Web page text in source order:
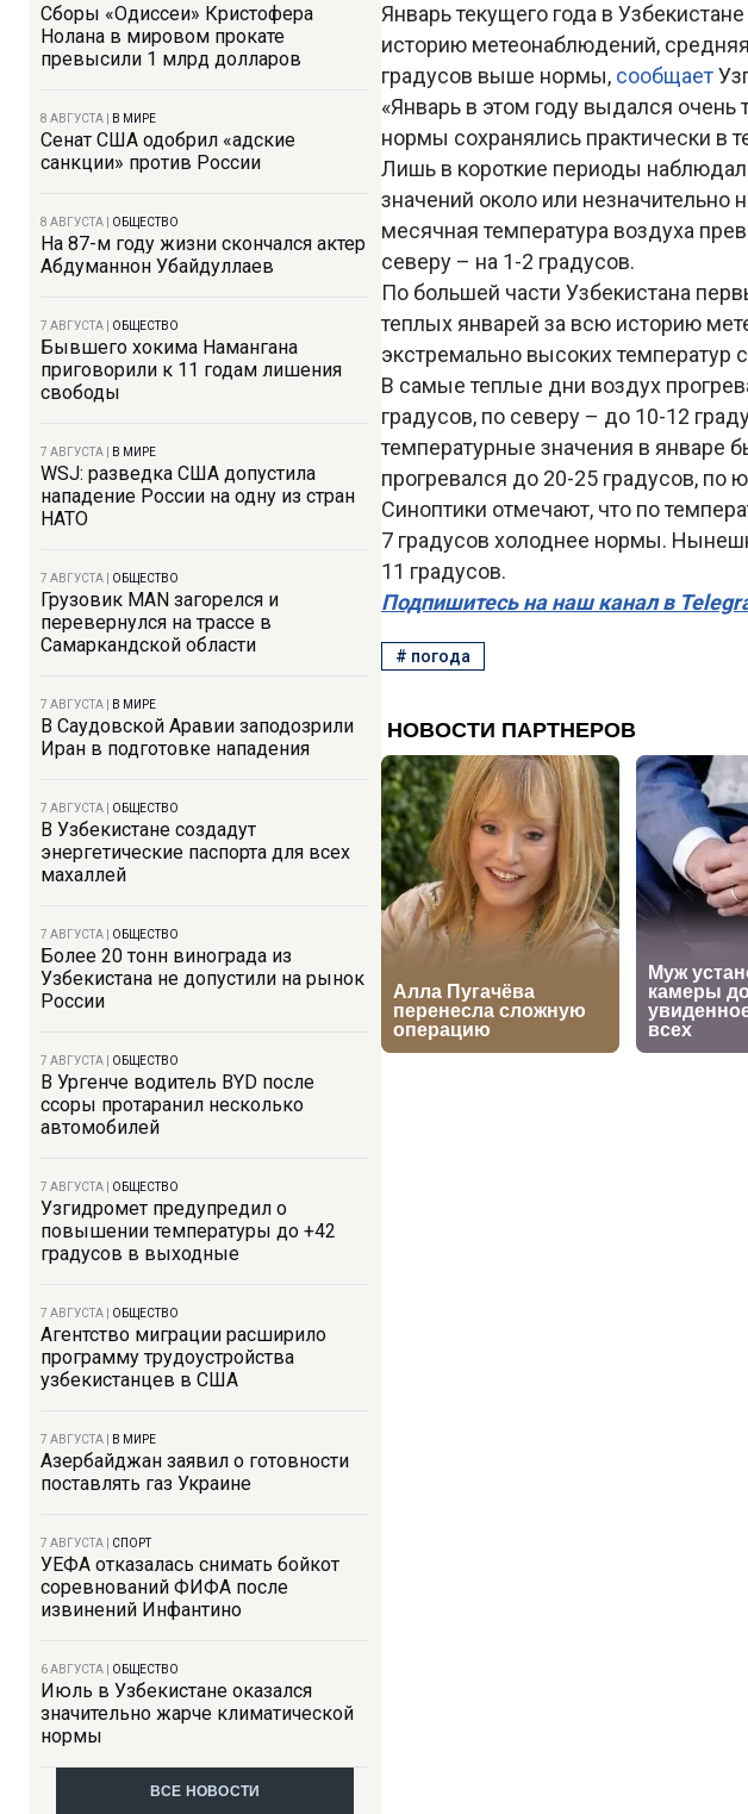
Сборы «Одиссеи» Кристофера
Нолана в мировом прокате
превысили 1 млрд долларов
8 АВГУСТА В МИРЕ
Сенат США одобрил «адские
санкции» против России
8 АВГУСТА ОБЩЕСТВО
На 87-м году жизни скончался актер
Абдуманнон Убайдуллаев
7 АВГУСТА ОБЩЕСТВО
Бывшего хокима Намангана
приговорили к 11 годам лишения
свободы
7 АВГУСТА В МИРЕ
WSJ: разведка США допустила
нападение России на одну из стран
НАТО
7 АВГУСТА ОБЩЕСТВО
Грузовик MAN загорелся и
перевернулся на трассе в
Самаркандской области
7 АВГУСТА В МИРЕ
В Саудовской Аравии заподозрили
Иран в подготовке нападения
7 АВГУСТА ОБЩЕСТВО
В Узбекистане создадут
энергетические паспорта для всех
махаллей
7 АВГУСТА ОБЩЕСТВО
Более 20 тонн винограда из
Узбекистана не допустили на рынок
России
7 АВГУСТА ОБЩЕСТВО
В Ургенче водитель BYD после
ссоры протаранил несколько
автомобилей
7 АВГУСТА ОБЩЕСТВО
Узгидромет предупредил о
повышении температуры до +42
градусов в выходные
7 АВГУСТА ОБЩЕСТВО
Агентство миграции расширило
программу трудоустройства
узбекистанцев в США
7 АВГУСТА В МИРЕ
Азербайджан заявил о готовности
поставлять газ Украине
7 АВГУСТА СПОРТ
УЕФА отказалась снимать бойкот
соревнований ФИФА после
извинений Инфантино
6 АВГУСТА ОБЩЕСТВО
Июль в Узбекистане оказался
значительно жарче климатической
нормы
ВСЕ НОВОСТИ
Январь текущего года в
историю метеонаблюдений,
градусов выше нормы, сообщает
«Январь в этом году выдался
нормы сохранялись практически в
Лишь в короткие периоды
значений около или
месячная температура воздуха
северу – на 1-2 градусов.
По большей части Узбекистана
теплых январей за всю историю
экстремально высоких температур
В самые теплые дни воздух
градусов, по северу – до 10-12
температурные значения в январе
прогревался до 20-25 градусов, по
Синоптики отмечают, что по
7 градусов холоднее нормы.
11 градусов.
Подпишитесь на наш канал в
# погода